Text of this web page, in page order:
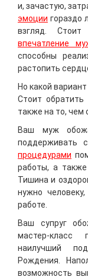
и, зачастую,
эмоции гораздо
взгляд.
впечатление
способны
растопить
Но какой
Стоит обратить
также на то, чем
Ваш муж
поддерживать
процедурами
работы, а также
Тишина и
нужно
работе.
Ваш супруг
мастер-
наилучший
Рождения.
возможность